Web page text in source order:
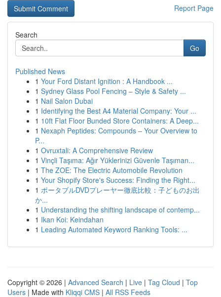
Report Page
Search
Go
Published News
1 Your Ford Distant Ignition : A Handbook ...
1 Sydney Glass Pool Fencing – Style & Safety ...
1 Nail Salon Dubai
1 Identifying the Best A4 Material Company: Your ...
1 10ft Flat Floor Bunded Store Containers: A Deep...
1 Nexaph Peptides: Compounds – Your Overview to
P...
1 Ovruxtali: A Comprehensive Review
1 Vinçli Taşıma: Ağır Yüklerinizi Güvenle Taşıman...
1 The ZOE: The Electric Automobile Revolution
1 Your Shopify Store's Success: Finding the Right...
1 ポータブルDVDプレーヤー徹底比較：子どものお出
か...
1 Understanding the shifting landscape of contemp...
1 Ikan Koi: Keindahan
1 Leading Automated Keyword Ranking Tools: ...
Copyright © 2026 | Advanced Search | Live | Tag Cloud | Top
Users | Made with Kliqqi CMS | All RSS Feeds